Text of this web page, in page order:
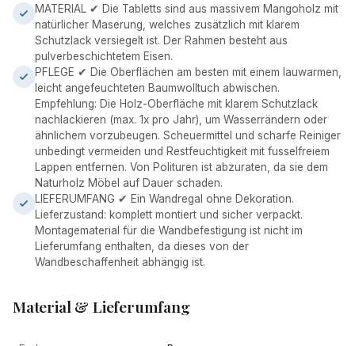
MATERIAL ✔ Die Tabletts sind aus massivem Mangoholz mit
natürlicher Maserung, welches zusätzlich mit klarem
Schutzlack versiegelt ist. Der Rahmen besteht aus
pulverbeschichtetem Eisen.
PFLEGE ✔ Die Oberflächen am besten mit einem lauwarmen,
leicht angefeuchteten Baumwolltuch abwischen.
Empfehlung: Die Holz-Oberfläche mit klarem Schutzlack
nachlackieren (max. 1x pro Jahr), um Wasserrändern oder
ähnlichem vorzubeugen. Scheuermittel und scharfe Reiniger
unbedingt vermeiden und Restfeuchtigkeit mit fusselfreiem
Lappen entfernen. Von Polituren ist abzuraten, da sie dem
Naturholz Möbel auf Dauer schaden.
LIEFERUMFANG ✔ Ein Wandregal ohne Dekoration.
Lieferzustand: komplett montiert und sicher verpackt.
Montagematerial für die Wandbefestigung ist nicht im
Lieferumfang enthalten, da dieses von der
Wandbeschaffenheit abhängig ist.
Material & Lieferumfang